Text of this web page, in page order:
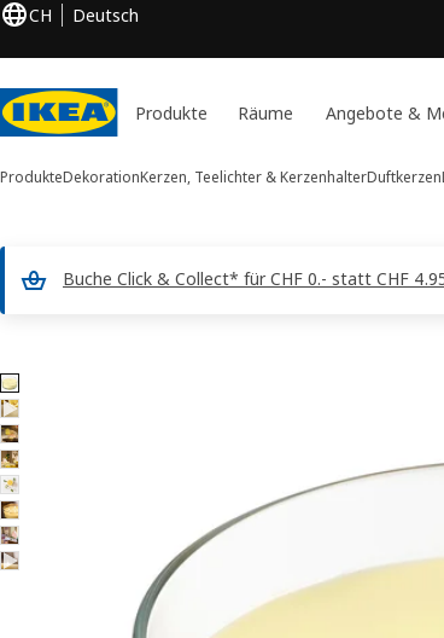
CH Deutsch
Produkte Räume Angebote &
ProdukteDekorationKerzen, Teelichter & KerzenhalterDuftkerzen
Buche Click & Collect* für CHF 0.- statt CHF
8 LOTSFÅGEL -Bilder